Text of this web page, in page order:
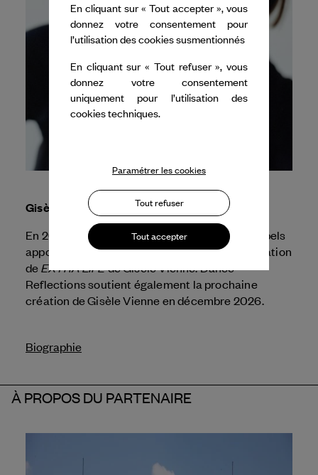
Gisèle Vienne
En 2026, Dance Reflections by Van Cleef & Arpels
apporte son soutien à la MC93 pour la présentation
de EXTRA LIFEde Gisèle Vienne. Dance
Reflections soutient également la prochaine
création de Gisèle Vienne en décembre 2026.
Biographie
À PROPOS DU PARTENAIRE
En cliquant sur « Tout accepter », vous
donnez votre consentement pour
l’utilisation des cookies susmentionnés
En cliquant sur « Tout refuser », vous
donnez votre consentement
uniquement pour l’utilisation des
cookies techniques.
Paramétrer les cookies
Tout refuser
Tout accepter